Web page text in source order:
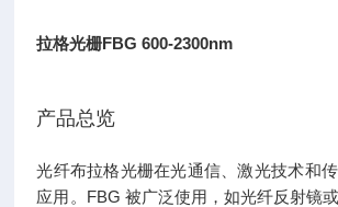
拉格光栅FBG 600-2300nm
产品总览
光纤布拉格光栅在光通信、激光技术和
应用。FBG 被广泛使用，如光纤反射镜